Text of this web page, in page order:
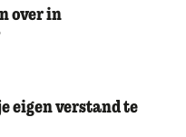
over in
eigen verstand te